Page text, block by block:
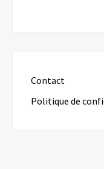
Contact
Politique de